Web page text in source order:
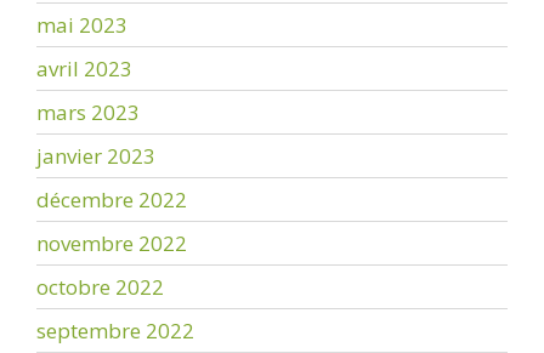
mai 2023
avril 2023
mars 2023
janvier 2023
décembre 2022
novembre 2022
octobre 2022
septembre 2022